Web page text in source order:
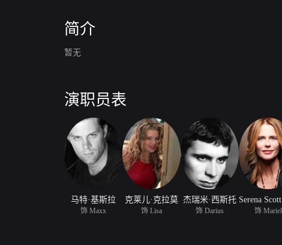
简介
暂无
演职员表
马特·基斯拉
饰 Maxx
克莱儿·克拉莫
饰 Lisa
杰瑞米·西斯托
饰 Darius 饰 Mariel